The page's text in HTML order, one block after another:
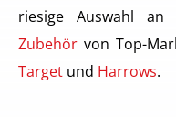
riesige Auswahl an
Zubehör von Top-
Target und Harrows.